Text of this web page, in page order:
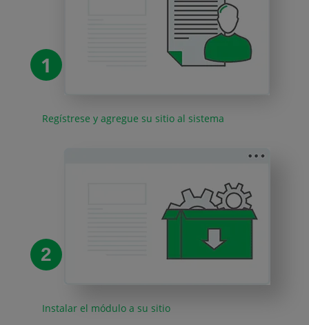
1
Regístrese y agregue su sitio al sistema
2
Instalar el módulo a su sitio